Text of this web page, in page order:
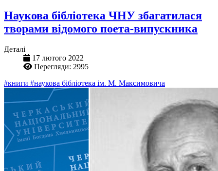
Наукова бібліотека ЧНУ збагатилася
творами відомого поета-випускника
Деталі
17 лютого 2022
Перегляди: 2995
#книги #наукова бібліотека ім. М. Максимовича